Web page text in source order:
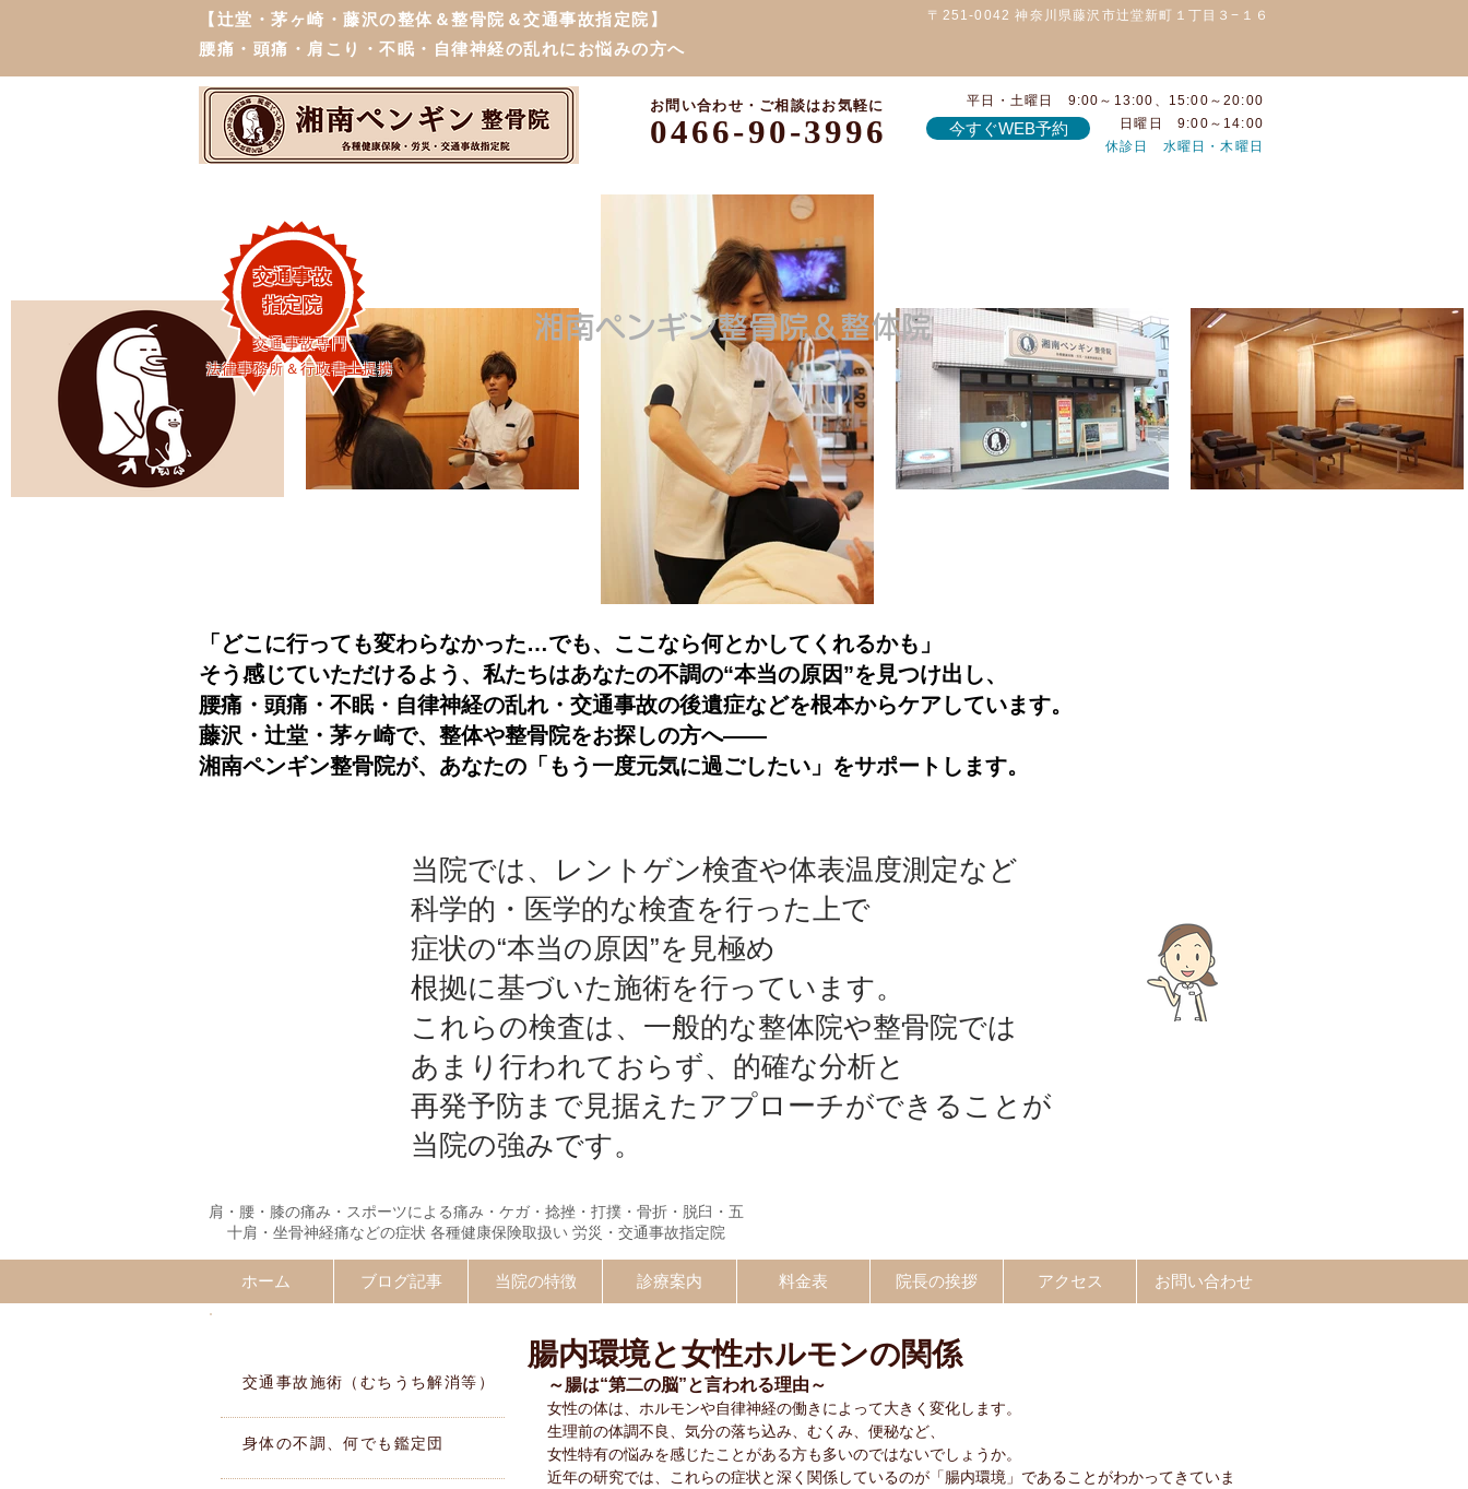
【辻堂・茅ヶ崎・藤沢の整体＆整骨院＆交通事故指定院】
腰痛・頭痛・肩こり・不眠・自律神経の乱れにお悩みの方へ
〒251-0042 神奈川県藤沢市辻堂新町１丁目３−１６
0466-90-3996
お問い合わせ・ご相談はお気軽に
平日・土曜日 9:00～13:00、15:00～20:00
日曜日 9:00～14:00
休診日 水曜日・木曜日
今すぐWEB予約
湘南ペンギン整骨院＆整体院
交通事故
指定院
交通事故専門
法律事務所＆行政書士提携
「どこに行っても変わらなかった…でも、ここなら何とかしてくれるかも」
そう感じていただけるよう、私たちはあなたの不調の“本当の原因”を見つけ出し、
腰痛・頭痛・不眠・自律神経の乱れ・交通事故の後遺症などを根本からケアしています。
藤沢・辻堂・茅ヶ崎で、整体や整骨院をお探しの方へ――
湘南ペンギン整骨院が、あなたの「もう一度元気に過ごしたい」をサポートします。
当院では、レントゲン検査や体表温度測定など
科学的・医学的な検査を行った上で
症状の“本当の原因”を見極め
根拠に基づいた施術を行っています。
これらの検査は、一般的な整体院や整骨院では
あまり行われておらず、的確な分析と
再発予防まで見据えたアプローチができることが
当院の強みです。
肩・腰・膝の痛み・スポーツによる痛み・ケガ・捻挫・打撲・骨折・脱臼・五
十肩・坐骨神経痛などの症状 各種健康保険取扱い 労災・交通事故指定院
ホーム ブログ記事 当院の特徴 診療案内 料金表 院長の挨拶 アクセス お問い合わせ
腸内環境と女性ホルモンの関係
～腸は“第二の脳”と言われる理由～
女性の体は、ホルモンや自律神経の働きによって大きく変化します。
生理前の体調不良、気分の落ち込み、むくみ、便秘など、
女性特有の悩みを感じたことがある方も多いのではないでしょうか。
近年の研究では、これらの症状と深く関係しているのが「腸内環境」であることがわかってきていま
交通事故施術（むちうち解消等）
身体の不調、何でも鑑定団